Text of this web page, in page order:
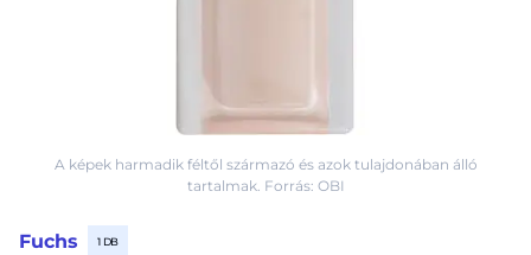
Fuchs 1 DB
A képek harmadik féltől származó és azok tulajdonában álló
tartalmak. Forrás: OBI